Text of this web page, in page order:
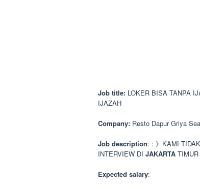
Job title: LOKER BISA TANPA
IJAZAH
Company: Resto Dapur Griya
Job description: : 》KAMI
INTERVIEW DI JAKARTA
Expected salary: